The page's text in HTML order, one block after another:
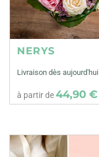
NERYS
Livraison dès aujourd'hui
à partir de44,90 €